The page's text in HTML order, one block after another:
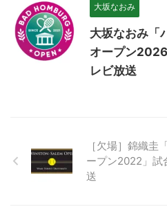
大坂なおみ
大坂なおみ「
オープン
レビ放送
［欠場］錦織圭
ープン2022」試
送